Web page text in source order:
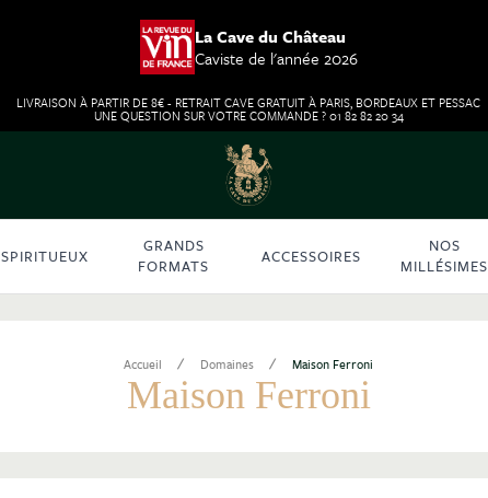
La Cave du Château
Caviste de l'année 2026
LIVRAISON À PARTIR DE 8€ - RETRAIT CAVE GRATUIT À PARIS, BORDEAUX ET PESSAC
UNE QUESTION SUR VOTRE COMMANDE ? 01 82 82 20 34
SPIRITUEUX
GRANDS
FORMATS
ACCESSOIRES
NOS
MILLÉSIMES
Accueil / Domaines / Maison Ferroni
Maison Ferroni